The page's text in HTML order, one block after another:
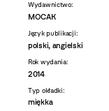
Wydawnictwo:
MOCAK
Język publikacji:
polski, angielski
Rok wydania:
2014
Typ okładki:
miękka